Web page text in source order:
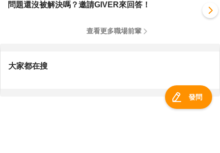
問題還沒被解決嗎？邀請GIVER來回答！
查看更多職場前輩
大家都在搜
發問